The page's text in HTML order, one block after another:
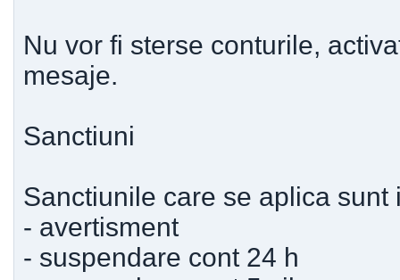
Nu vor fi sterse conturile,
mesaje.
Sanctiuni
Sanctiunile care se aplica
- avertisment
- suspendare cont 24 h